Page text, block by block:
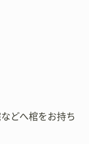
どへ棺をお持ち